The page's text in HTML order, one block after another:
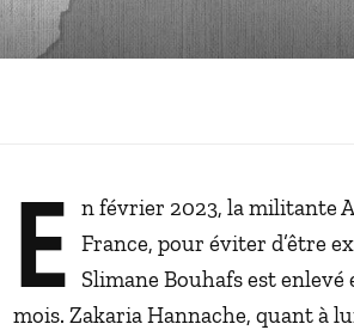
E n février 2023, la militante
France, pour éviter d’être
Slimane Bouhafs est
mois. Zakaria Hannache, quant à